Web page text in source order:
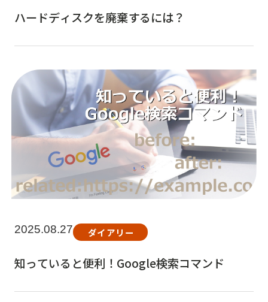
ハードディスクを廃棄するには？
2025.08.27 ダイアリー
知っていると便利！Google検索コマンド